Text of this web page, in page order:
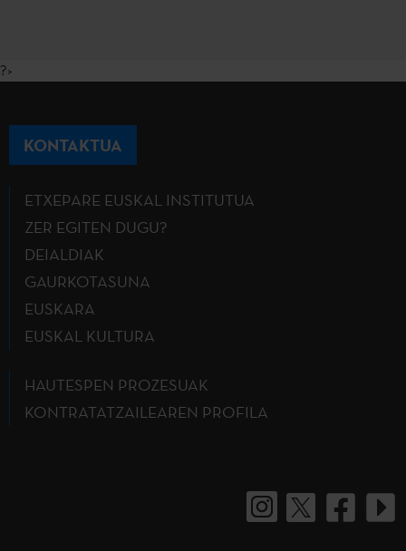
?>
KONTAKTUA
ETXEPARE EUSKAL INSTITUTUA
ZER EGITEN DUGU?
DEIALDIAK
GAURKOTASUNA
EUSKARA
EUSKAL KULTURA
HAUTESPEN PROZESUAK
KONTRATATZAILEAREN PROFILA